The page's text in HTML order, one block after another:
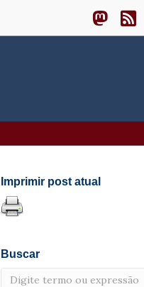
Imprimir post atual
Buscar